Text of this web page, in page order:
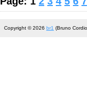
Copyright © 2026 br1 (Bruno